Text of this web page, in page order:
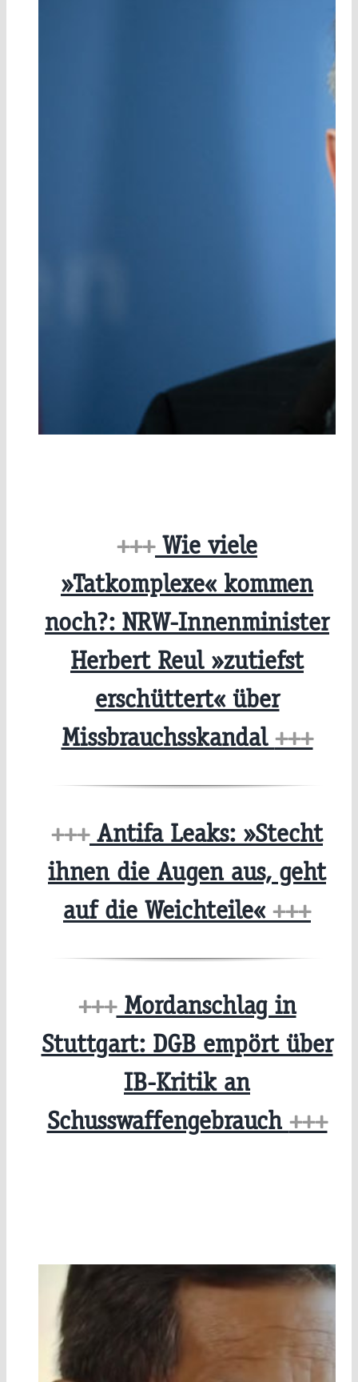
+++Wie viele
»Tatkomplexe« kommen
noch?: NRW-Innenminister
Herbert Reul »zutiefst
erschüttert« über
Missbrauchsskandal +++
+++Antifa Leaks: »Stecht
ihnen die Augen aus, geht
auf die Weichteile« +++
+++Mordanschlag in
Stuttgart: DGB empört über
IB-Kritik an
Schusswaffengebrauch +++